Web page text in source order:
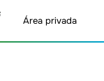
Área privada